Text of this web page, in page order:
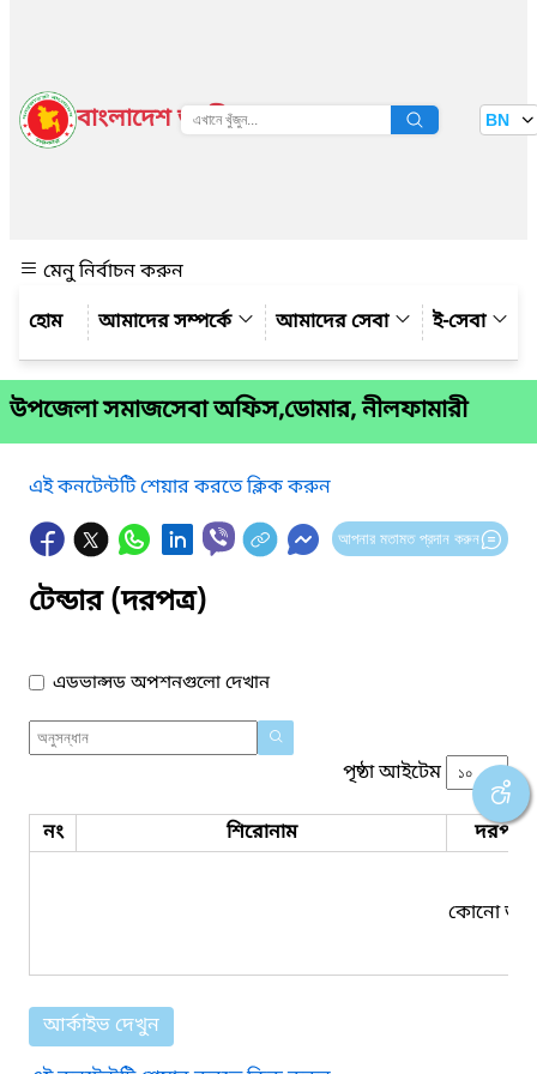
বাংলাদেশ জাতীয় তথ্য বাতায়ন BN
মেনু নির্বাচন করুন
আমাদের সম্পর্কে
আমাদের সেবা ই-সেবা
উপজেলা সমাজসেবা অফিস,ডোমার, নীলফামারী
এই কনটেন্টটি শেয়ার করতে ক্লিক করুন
আপনার মতামত প্রদান করুন
টেন্ডার (দরপত্র)
এডভান্সড অপশনগুলো দেখান
পৃষ্ঠা আইটেম
নং শিরোনাম দরপত্র
কোনো তথ্য
আর্কাইভ দেখুন